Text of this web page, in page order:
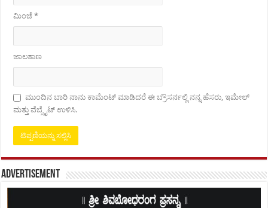
ಮಿಂಚೆ*
ಜಾಲತಾಣ
ಮುಂದಿನ ಬಾರಿ ನಾನು ಕಾಮೆಂಟ್ ಮಾಡಿದರೆ ಈ ಬ್ರೌಸರ್ನಲ್ಲಿ ನನ್ನ ಹೆಸರು, ಇಮೇಲ್
ಮತ್ತು ವೆಬ್ಸೈಟ್ ಉಳಿಸಿ.
Advertisement